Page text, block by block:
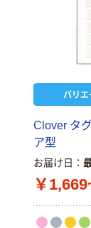
バリエ
Clover タ
ア型
お届け日
￥